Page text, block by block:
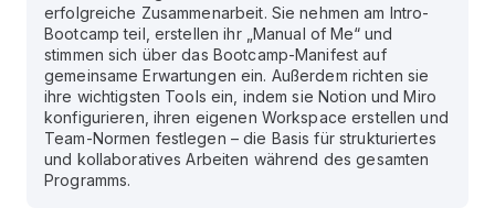
erfolgreiche Zusammenarbeit. Sie nehmen am Intro-
Bootcamp teil, erstellen ihr „Manual of Me“ und
stimmen sich über das Bootcamp-Manifest auf
gemeinsame Erwartungen ein. Außerdem richten sie
ihre wichtigsten Tools ein, indem sie Notion und Miro
konfigurieren, ihren eigenen Workspace erstellen und
Team-Normen festlegen – die Basis für strukturiertes
und kollaboratives Arbeiten während des gesamten
Programms.